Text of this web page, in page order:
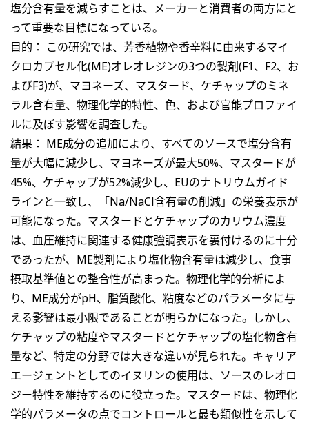
塩分含有量を減らすことは、メーカーと消費者の両方にと
って重要な目標になっている。
目的： この研究では、芳香植物や香辛料に由来するマイ
クロカプセル化(ME)オレオレジンの3つの製剤(F1、F2、お
よびF3)が、マヨネーズ、マスタード、ケチャップのミネ
ラル含有量、物理化学的特性、色、および官能プロファイ
ルに及ぼす影響を調査した。
結果： ME成分の追加により、すべてのソースで塩分含有
量が大幅に減少し、マヨネーズが最大50%、マスタードが
45%、ケチャップが52%減少し、EUのナトリウムガイド
ラインと一致し、「Na/NaCl含有量の削減」の栄養表示が
可能になった。マスタードとケチャップのカリウム濃度
は、血圧維持に関連する健康強調表示を裏付けるのに十分
であったが、ME製剤により塩化物含有量は減少し、食事
摂取基準値との整合性が高まった。物理化学的分析によ
り、ME成分がpH、脂質酸化、粘度などのパラメータに与
える影響は最小限であることが明らかになった。しかし、
ケチャップの粘度やマスタードとケチャップの塩化物含有
量など、特定の分野では大きな違いが見られた。キャリア
エージェントとしてのイヌリンの使用は、ソースのレオロ
ジー特性を維持するのに役立った。マスタードは、物理化
学的パラメータの点でコントロールと最も類似性を示して